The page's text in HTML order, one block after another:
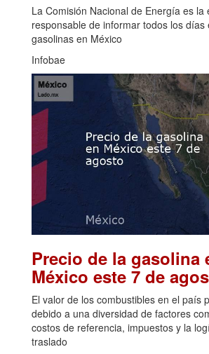
La Comisión Nacional de Energía es la
responsable de informar todos los días
gasolinas en México
Infobae
Precio de la gasolina
México este 7 de
El valor de los combustibles en el país
debido a una diversidad de factores
costos de referencia, impuestos y la
traslado